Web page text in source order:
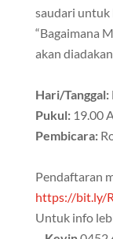
saudari untuk
“Bagaimana
akan
Hari/Tanggal:
Pukul:19.00
Pembicara:
Pendaftaran
https://bit.ly/
Untuk info